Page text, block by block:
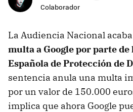
Colaborador
La Audiencia Nacional
multa a Google por parte de
Española de Protección de
sentencia anula una multa
por un valor de 150.000
implica que ahora Google